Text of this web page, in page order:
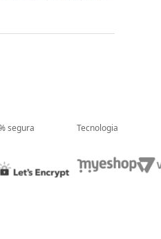
segura Tecnologia